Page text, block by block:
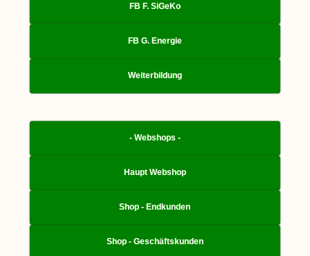
FB F. SiGeKo
FB G. Energie
Weiterbildung
- Webshops -
Haupt Webshop
Shop - Endkunden
Shop - Geschäftskunden